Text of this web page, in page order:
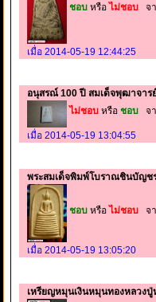
ชอบ หรือไม่ชอบ จ
เมื่อ 2014-05-19 12:44:25
อนุสรณ์ 100 ปี สมเด็จพุฒาจาร
ไม่ชอบ หรือ ชอบ จ
เมื่อ 2014-05-19 13:04:55
พระสมเด็จพิมพ์โบราณชินบัญช
ชอบ หรือไม่ชอบ จ
เมื่อ 2014-05-19 13:05:20
เหรียญหมุนเงินหมุนทองหลวง